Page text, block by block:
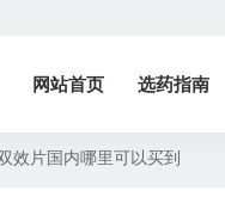
网站首页 选药指南
效片国内哪里可以买到